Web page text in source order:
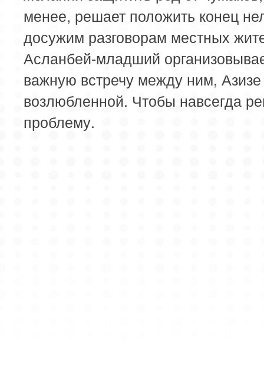
менее, решает положить конец
досужим разговорам местных
Асланбей-младший
важную встречу между ним,
возлюбленной. Чтобы навсегда
проблему.